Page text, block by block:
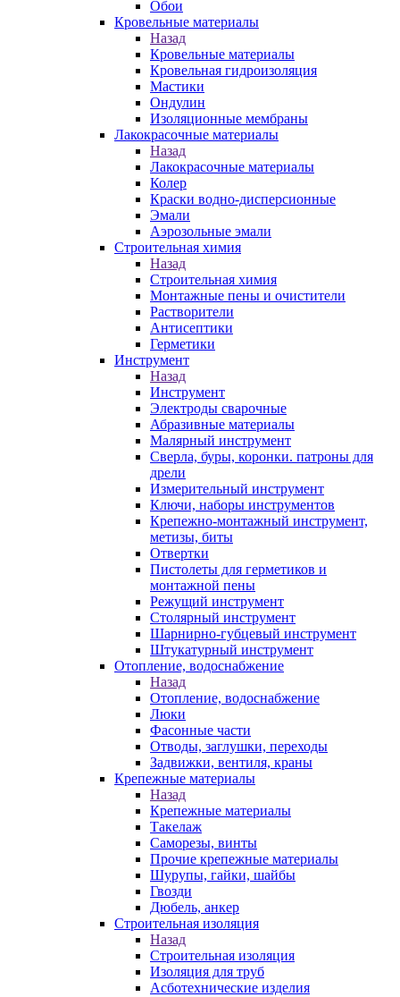
Обои
Кровельные материалы
Назад
Кровельные материалы
Кровельная гидроизоляция
Мастики
Ондулин
Изоляционные мембраны
Лакокрасочные материалы
Назад
Лакокрасочные материалы
Колер
Краски водно-дисперсионные
Эмали
Аэрозольные эмали
Строительная химия
Назад
Строительная химия
Монтажные пены и очистители
Растворители
Антисептики
Герметики
Инструмент
Назад
Инструмент
Электроды сварочные
Абразивные материалы
Малярный инструмент
Сверла, буры, коронки. патроны для
дрели
Измерительный инструмент
Ключи, наборы инструментов
Крепежно-монтажный инструмент,
метизы, биты
Отвертки
Пистолеты для герметиков и
монтажной пены
Режущий инструмент
Столярный инструмент
Шарнирно-губцевый инструмент
Штукатурный инструмент
Отопление, водоснабжение
Назад
Отопление, водоснабжение
Люки
Фасонные части
Отводы, заглушки, переходы
Задвижки, вентиля, краны
Крепежные материалы
Назад
Крепежные материалы
Такелаж
Саморезы, винты
Прочие крепежные материалы
Шурупы, гайки, шайбы
Гвозди
Дюбель, анкер
Строительная изоляция
Назад
Строительная изоляция
Изоляция для труб
Асботехнические изделия